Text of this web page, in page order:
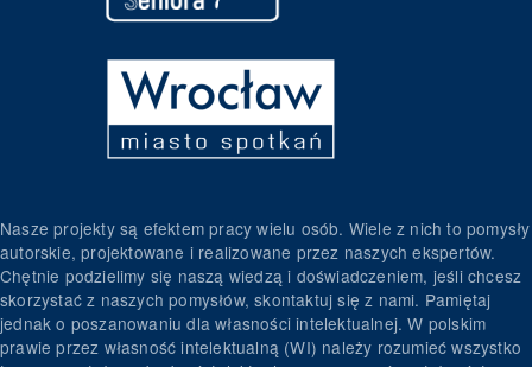
Nasze projekty są efektem pracy wielu osób. Wiele z nich to pomysły
autorskie, projektowane i realizowane przez naszych ekspertów.
Chętnie podzielimy się naszą wiedzą i doświadczeniem, jeśli chcesz
skorzystać z naszych pomysłów, skontaktuj się z nami. Pamiętaj
jednak o poszanowaniu dla własności intelektualnej. W polskim
prawie przez własność intelektualną (WI) należy rozumieć wszystko